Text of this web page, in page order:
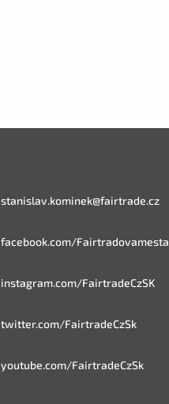
stanislav.kominek@fairtrade.cz
facebook.com/Fairtradovamesta
instagram.com/FairtradeCzSK
twitter.com/FairtradeCzSk
youtube.com/FairtradeCzSk